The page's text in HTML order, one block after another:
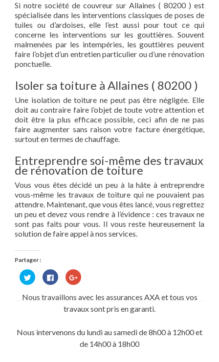
Si notre société de couvreur sur Allaines ( 80200 ) est
spécialisée dans les interventions classiques de poses de
tuiles ou d’ardoises, elle l’est aussi pour tout ce qui
concerne les interventions sur les gouttières. Souvent
malmenées par les intempéries, les gouttières peuvent
faire l’objet d’un entretien particulier ou d’une rénovation
ponctuelle.
Isoler sa toiture à Allaines ( 80200 )
Une isolation de toiture ne peut pas être négligée. Elle
doit au contraire faire l’objet de toute votre attention et
doit être la plus efficace possible, ceci afin de ne pas
faire augmenter sans raison votre facture énergétique,
surtout en termes de chauffage.
Entreprendre soi-même des travaux
de rénovation de toiture
Vous vous êtes décidé un peu à la hâte à entreprendre
vous-même les travaux de toiture qui ne pouvaient pas
attendre. Maintenant, que vous êtes lancé, vous regrettez
un peu et devez vous rendre à l’évidence : ces travaux ne
sont pas faits pour vous. Il vous reste heureusement la
solution de faire appel à nos services.
Partager :
Cliquez
pour
partager
Twitter(ouvre
Cliquez
pour
partager
sur
Facebook(ouvre
dans
une
Cliquez
pour
Google+
dans
fenêtre)
Nous travaillons avec les assurances AXA et tous vos
travaux sont pris en garanti.
Nous intervenons du lundi au samedi de 8h00 à 12h00 et
de 14h00 à 18h00